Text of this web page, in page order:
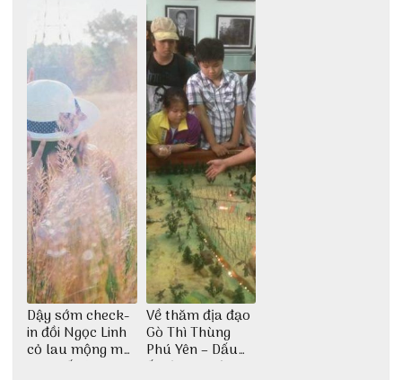
Dậy sớm check-
in đồi Ngọc Linh
cỏ lau mộng mơ
tại Huế nè bạn
Về thăm địa đạo
Gò Thì Thùng
Phú Yên – Dấu
ấn lịch sử còn